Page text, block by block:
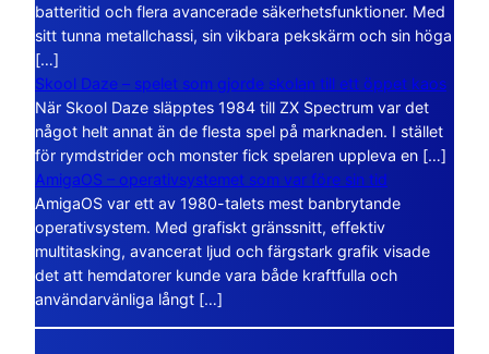
batteritid och flera avancerade säkerhetsfunktioner. Med
sitt tunna metallchassi, sin vikbara pekskärm och sin höga
[…]
Skool Daze – spelet som gjorde skolan till ett öppet kaos
När Skool Daze släpptes 1984 till ZX Spectrum var det
något helt annat än de flesta spel på marknaden. I stället
för rymdstrider och monster fick spelaren uppleva en […]
AmigaOS – operativsystemet som var före sin tid
AmigaOS var ett av 1980-talets mest banbrytande
operativsystem. Med grafiskt gränssnitt, effektiv
multitasking, avancerat ljud och färgstark grafik visade
det att hemdatorer kunde vara både kraftfulla och
användarvänliga långt […]